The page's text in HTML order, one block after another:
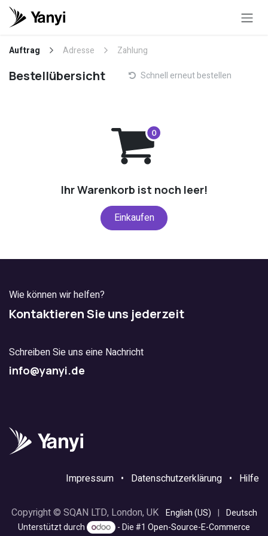
Zum Inhalt springen
Auftrag Adresse Zahlung
Bestellübersicht Schnell erneut bestellen
Ihr Warenkorb ist noch leer!
Einkaufen
Wie können wir helfen?
Kontaktieren Sie uns jederzeit
Schreiben Sie uns eine Nachricht
info@yanyi.de
Impressum • Datenschutzerklärung • Hilfe
Copyright © SQAN LTD, London, UK English (US) | Deutsch
Unterstützt durch
- Die #1Open-Source-E-Commerce